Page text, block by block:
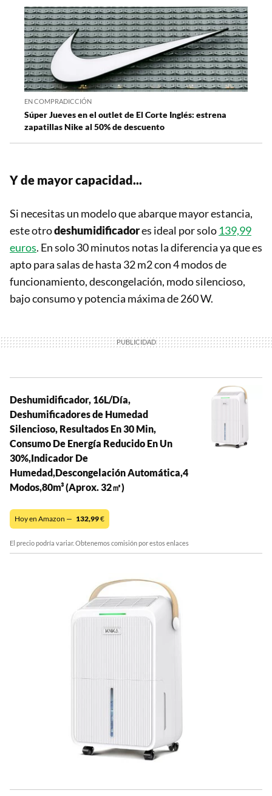
EN COMPRADICCIÓN
Súper Jueves en el outlet de El Corte Inglés: estrena
zapatillas Nike al 50% de descuento
Y de mayor capacidad...
Si necesitas un modelo que abarque mayor estancia,
este otrodeshumidificadores ideal por solo 139,99
euros. En solo 30 minutos notas la diferencia ya que es
apto para salas de hasta 32 m2 con 4 modos de
funcionamiento, descongelación, modo silencioso,
bajo consumo y potencia máxima de 260 W.
Deshumidificador, 16L/Día,
Deshumificadores de Humedad
Silencioso, Resultados En 30 Min,
Consumo De Energía Reducido En Un
30%,Indicador De
Humedad,Descongelación Automática,4
Modos,80m³ (Aprox. 32㎡)
Hoy en Amazon — 132,99€
El precio podría variar. Obtenemos comisión por estos enlaces